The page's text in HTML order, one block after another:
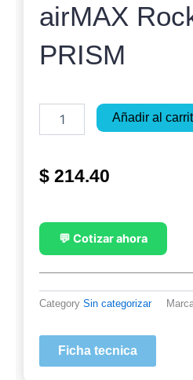
airMAX
PRISM
Rocket
cantidad
Añadir al
$ 214.40
💬 Cotizar ahora
Category Sin categorizar
Ficha tecnica